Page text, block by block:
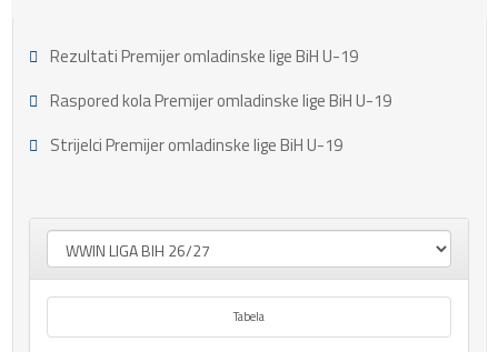
Rezultati Premijer omladinske lige BiH U-19
Raspored kola Premijer omladinske lige BiH U-19
Strijelci Premijer omladinske lige BiH U-19
Tabela